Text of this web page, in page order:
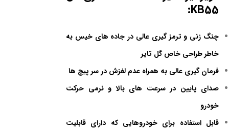
KB55:
چنگ زنی و ترمز گیری عالی در جاده های خیس به
خاطر طراحی خاص گل تایر
فرمان گیری عالی به همراه عدم لغزش در سر پیچ ها
صدای پایین در سرعت های بالا و نرمی حرکت
خودرو
قابل استفاده برای خودروهایی که دارای قابلیت